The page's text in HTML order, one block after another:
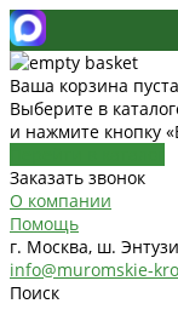
Ваша корзина пуста
Выберите в
и нажмите кнопку
Заказать звонок
О компании
Помощь
г. Москва, ш.
info@muromskie-
Поиск